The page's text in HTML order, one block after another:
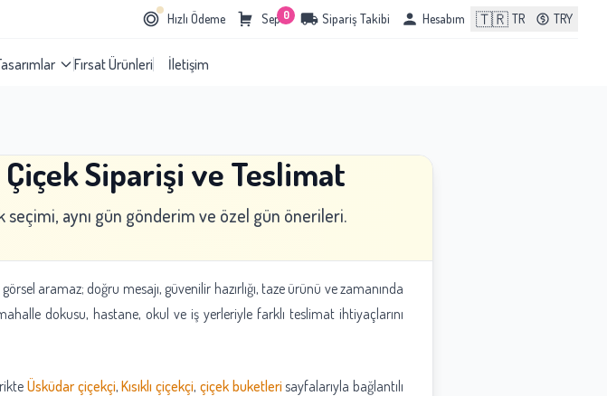
Hızlı Ödeme Sepet
0 Sipariş Takibi Hesabım 🇹🇷 TR TRY
Fırsat Ürünleri İletişim
Siparişi ve Teslimat
aynı gün gönderim ve özel gün önerileri.
aramaz; doğru mesajı, güvenilir hazırlığı, taze ürünü ve zamanında
dokusu, hastane, okul ve iş yerleriyle farklı teslimat ihtiyaçlarını
Üsküdar çiçekçi,Kısıklı çiçekçi, çiçek buketleri sayfalarıyla bağlantılı